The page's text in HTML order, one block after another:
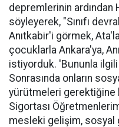
depremlerinin ardından
söyleyerek, "Sınıfı
Anıtkabir'i görmek,
çocuklarla Ankara'ya,
istiyorduk. 'Bununla
Sonrasında onların
yürütmeleri gerektiğine
Sigortası
mesleki gelişim, sosyal